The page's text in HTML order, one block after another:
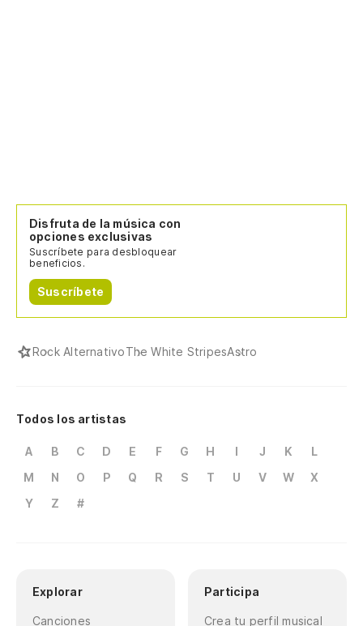
Disfruta de la música con
opciones exclusivas
Suscríbete para desbloquear
beneficios.
Suscríbete
Rock AlternativoThe White StripesAstro
Todos los artistas
A B C D E F G H I J K
L
M
N O P Q R S T U V W
X
Y
Z #
Explorar
Canciones
Participa
Crea tu perfil musical